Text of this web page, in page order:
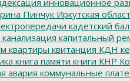
инновационное
Пинчук Иркутская
кадетский бал
канализация капитальный
квартиры квитанция КДН
книга памяти книги КНР
авария коммунальные